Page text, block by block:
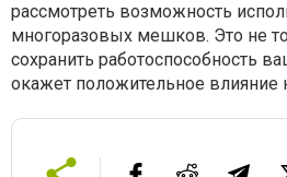
рассмотреть возможность
многоразовых мешков. Это не
сохранить работоспособность
окажет положительное